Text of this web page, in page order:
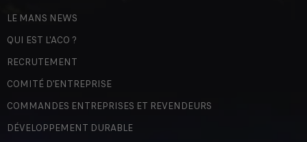
LE MANS NEWS
QUI EST L'ACO ?
RECRUTEMENT
COMITÉ D'ENTREPRISE
COMMANDES ENTREPRISES ET REVENDEURS
DÉVELOPPEMENT DURABLE